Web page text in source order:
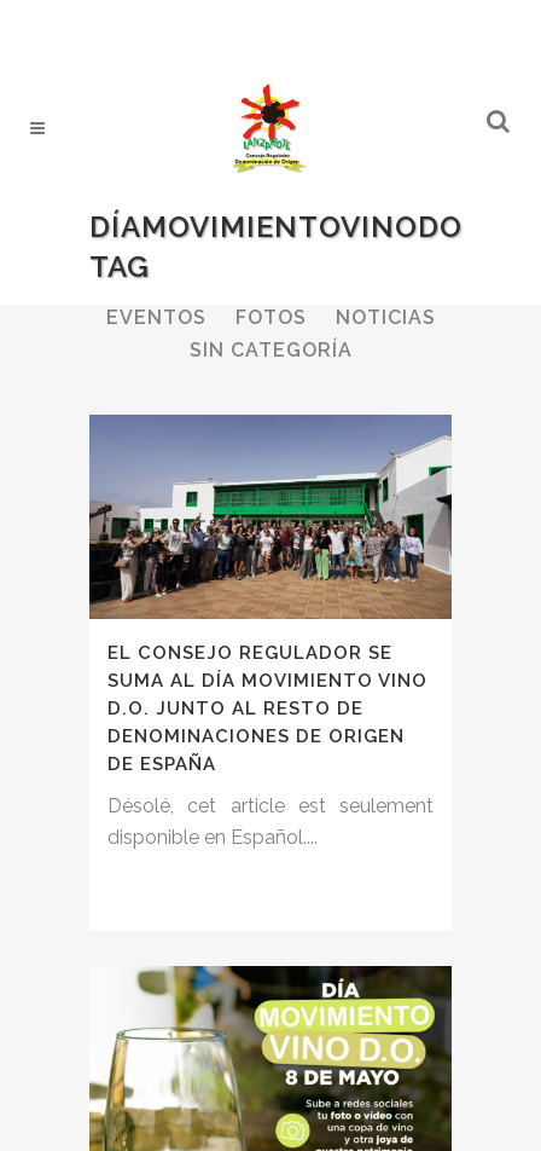
DÍAMOVIMIENTOVINODO
TAG
ALL
EVENTOS
FOTOS
NOTICIAS
SIN CATEGORÍA
EL CONSEJO REGULADOR SE
SUMA AL DÍA MOVIMIENTO VINO
D.O. JUNTO AL RESTO DE
DENOMINACIONES DE ORIGEN
DE ESPAÑA
Désolé, cet article est seulement
disponible en Español....